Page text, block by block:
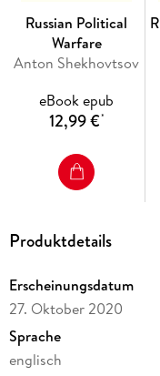
Russian Political
Warfare
Anton Shekhovtsov
eBook epub
12,99 €*
Produktdetails
Erscheinungsdatum
27. Oktober 2020
Sprache
englisch